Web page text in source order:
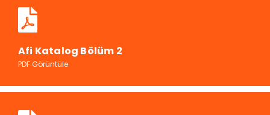
Afi Katalog Bölüm 2
PDF Görüntüle